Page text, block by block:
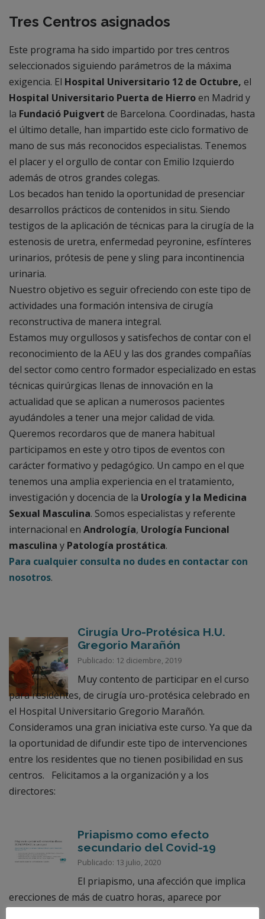
Tres Centros asignados
Este programa ha sido impartido por tres centros
seleccionados siguiendo parámetros de la máxima
exigencia. El Hospital Universitario 12 de Octubre, el
Hospital Universitario Puerta de Hierroen Madrid y
la Fundació Puigvert de Barcelona. Coordinadas, hasta
el último detalle, han impartido este ciclo formativo de
mano de sus más reconocidos especialistas. Tenemos
el placer y el orgullo de contar con Emilio Izquierdo
además de otros grandes colegas.
Los becados han tenido la oportunidad de presenciar
desarrollos prácticos de contenidos in situ. Siendo
testigos de la aplicación de técnicas para la cirugía de la
estenosis de uretra, enfermedad peyronine, esfínteres
urinarios, prótesis de pene y sling para incontinencia
urinaria.
Nuestro objetivo es seguir ofreciendo con este tipo de
actividades una formación intensiva de cirugía
reconstructiva de manera integral.
Estamos muy orgullosos y satisfechos de contar con el
reconocimiento de la AEU y las dos grandes compañías
del sector como centro formador especializado en estas
técnicas quirúrgicas llenas de innovación en la
actualidad que se aplican a numerosos pacientes
ayudándoles a tener una mejor calidad de vida.
Queremos recordaros que de manera habitual
participamos en este y otro tipos de eventos con
carácter formativo y pedagógico. Un campo en el que
tenemos una amplia experiencia en el tratamiento,
investigación y docencia de la Urología y la Medicina
Sexual Masculina. Somos especialistas y referente
internacional en Andrología, Urología Funcional
masculina y Patología prostática.
Para cualquier consulta no dudes en contactar con
nosotros.
Cirugía Uro-Protésica H.U.
Gregorio Marañón
Publicado: 12 diciembre, 2019
Muy contento de participar en el curso
para residentes, de cirugía uro-protésica celebrado en
el Hospital Universitario Gregorio Marañón.
Consideramos una gran iniciativa este curso. Ya que da
la oportunidad de difundir este tipo de intervenciones
entre los residentes que no tienen posibilidad en sus
centros. Felicitamos a la organización y a los
directores:
Priapismo como efecto
secundario del Covid-19
Publicado: 13 julio, 2020
El priapismo, una afección que implica
erecciones de más de cuatro horas, aparece por